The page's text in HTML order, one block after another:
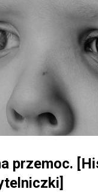
przemoc.